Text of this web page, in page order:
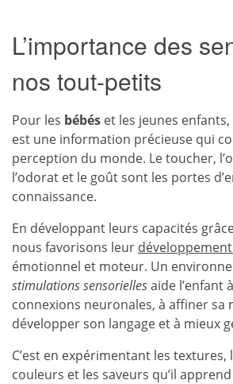
L’importance des
nos tout-petits
Pour les bébés et les jeunes
est une information précieuse qui
perception du monde. Le toucher,
l’odorat et le goût sont les portes
connaissance.
En développant leurs capacités
nous favorisons leur
émotionnel et moteur. Un
stimulations sensoriellesaide l’enfant
connexions neuronales, à affiner sa
développer son langage et à mieux
C’est en expérimentant les textures,
couleurs et les saveurs qu’il